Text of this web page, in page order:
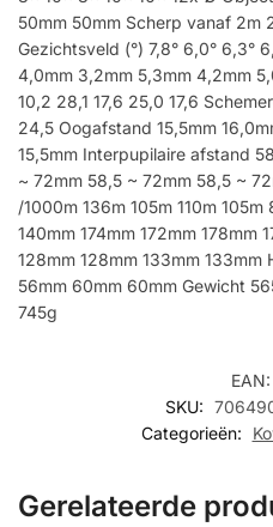
50mm 50mm Scherp vanaf 2m
Gezichtsveld (°) 7,8° 6,0° 6,3°
4,0mm 3,2mm 5,3mm 4,2mm
10,2 28,1 17,6 25,0 17,6
24,5 Oogafstand 15,5mm
15,5mm Interpupilaire afstand
~ 72mm 58,5 ~ 72mm 58,5 ~
/1000m 136m 105m 110m
140mm 174mm 172mm 178mm
128mm 128mm 133mm
56mm 60mm 60mm Gewicht
745g
EAN:
SKU:
Categorieën:
Gerelateerde